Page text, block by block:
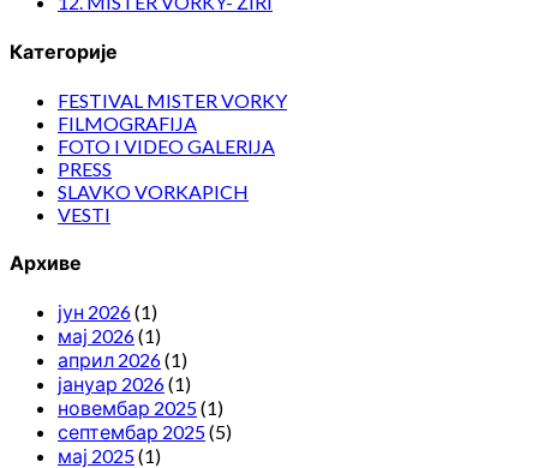
Категорије
FESTIVAL MISTER VORKY
FILMOGRAFIJA
FOTO I VIDEO GALERIJA
PRESS
SLAVKO VORKAPICH
VESTI
Архиве
јун 2026(1)
мај 2026(1)
април 2026(1)
јануар 2026(1)
новембар 2025(1)
септембар 2025(5)
мај 2025(1)